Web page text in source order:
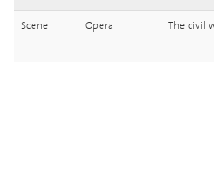
Scene Opera The civil